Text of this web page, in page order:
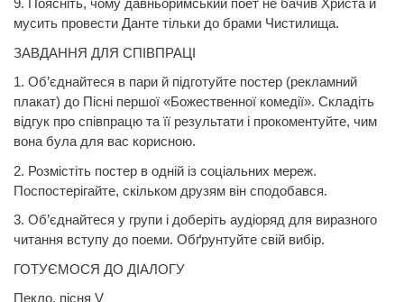
9. Поясніть, чому давньоримський поет не бачив Христа й
мусить провести Данте тільки до брами Чистилища.
ЗАВДАННЯ ДЛЯ СПІВПРАЦІ
1. Об’єднайтеся в пари й підготуйте постер (рекламний
плакат) до Пісні першої «Божественної комедії». Складіть
відгук про співпрацю та її результати і прокоментуйте, чим
вона була для вас корисною.
2. Розмістіть постер в одній із соціальних мереж.
Поспостерігайте, скільком друзям він сподобався.
3. Об’єднайтеся у групи і доберіть аудіоряд для виразного
читання вступу до поеми. Обґрунтуйте свій вибір.
ГОТУЄМОСЯ ДО ДІАЛОГУ
Пекло, пісня V